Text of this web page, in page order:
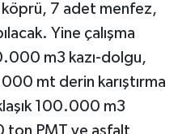
7 adet menfez,
Yine çalışma
m3 kazı-dolgu,
mt derin karıştırma
100.000 m3